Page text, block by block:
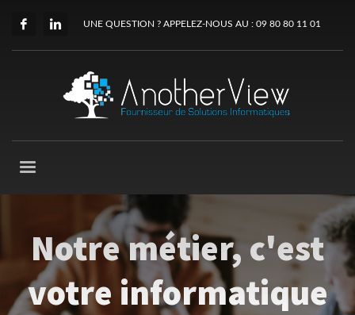
UNE QUESTION ? APPELEZ-NOUS AU : 09 80 80 11 01
Notre métier, c'est
votre informatique